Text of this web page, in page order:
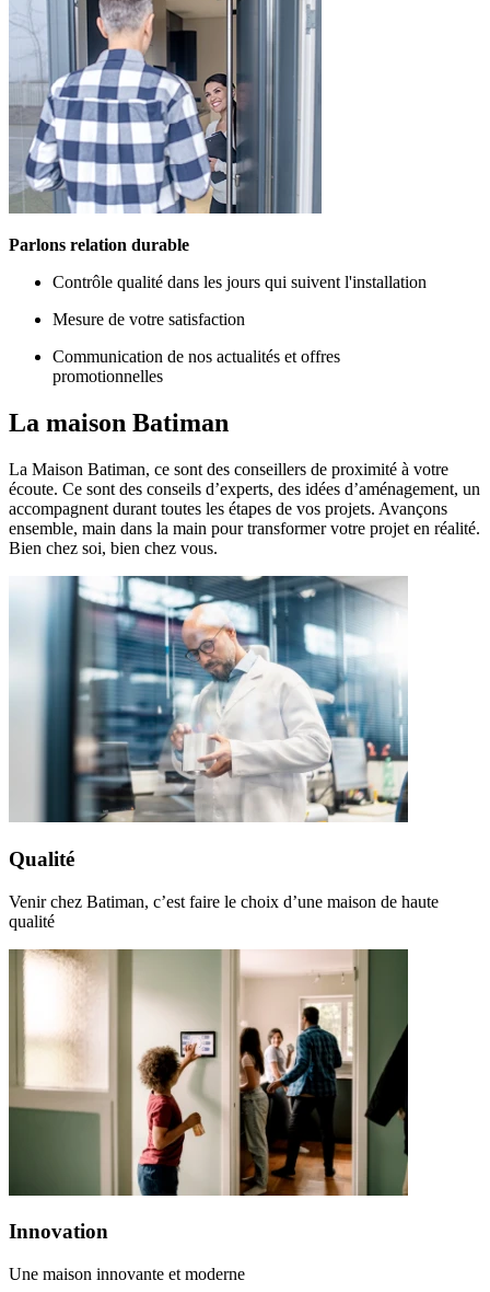
Parlons relation durable
Contrôle qualité dans les jours qui suivent l'installation
Mesure de votre satisfaction
Communication de nos actualités et offres
promotionnelles
La maison Batiman
La Maison Batiman, ce sont des conseillers de proximité à votre
écoute. Ce sont des conseils d’experts, des idées d’aménagement, un
accompagnent durant toutes les étapes de vos projets. Avançons
ensemble, main dans la main pour transformer votre projet en réalité.
Bien chez soi, bien chez vous.
Qualité
Venir chez Batiman, c’est faire le choix d’une maison de haute
qualité
Innovation
Une maison innovante et moderne